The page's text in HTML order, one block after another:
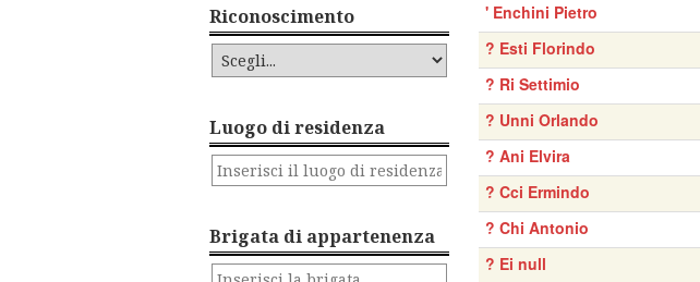
Riconoscimento
Luogo di residenza
Brigata di appartenenza
' Enchini Pietro
? Esti Florindo
? Ri Settimio
? Unni Orlando
? Ani Elvira
? Cci Ermindo
? Chi Antonio
? Ei null